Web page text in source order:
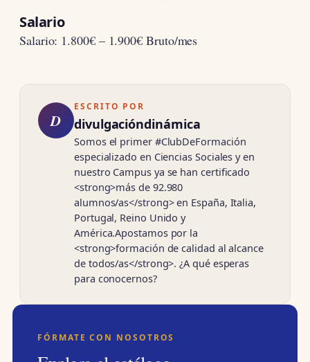
Salario
Salario: 1.800€ – 1.900€ Bruto/mes
D
ESCRITO POR
divulgacióndinámica
Somos el primer #ClubDeFormación
especializado en Ciencias Sociales y en
nuestro Campus ya se han certificado
<strong>más de 92.980
alumnos/as</strong> en España, Italia,
Portugal, Reino Unido y
América.Apostamos por la
<strong>formación de calidad al alcance
de todos/as</strong>. ¿A qué esperas
para conocernos?
FÓRMATE CON NOSOTROS